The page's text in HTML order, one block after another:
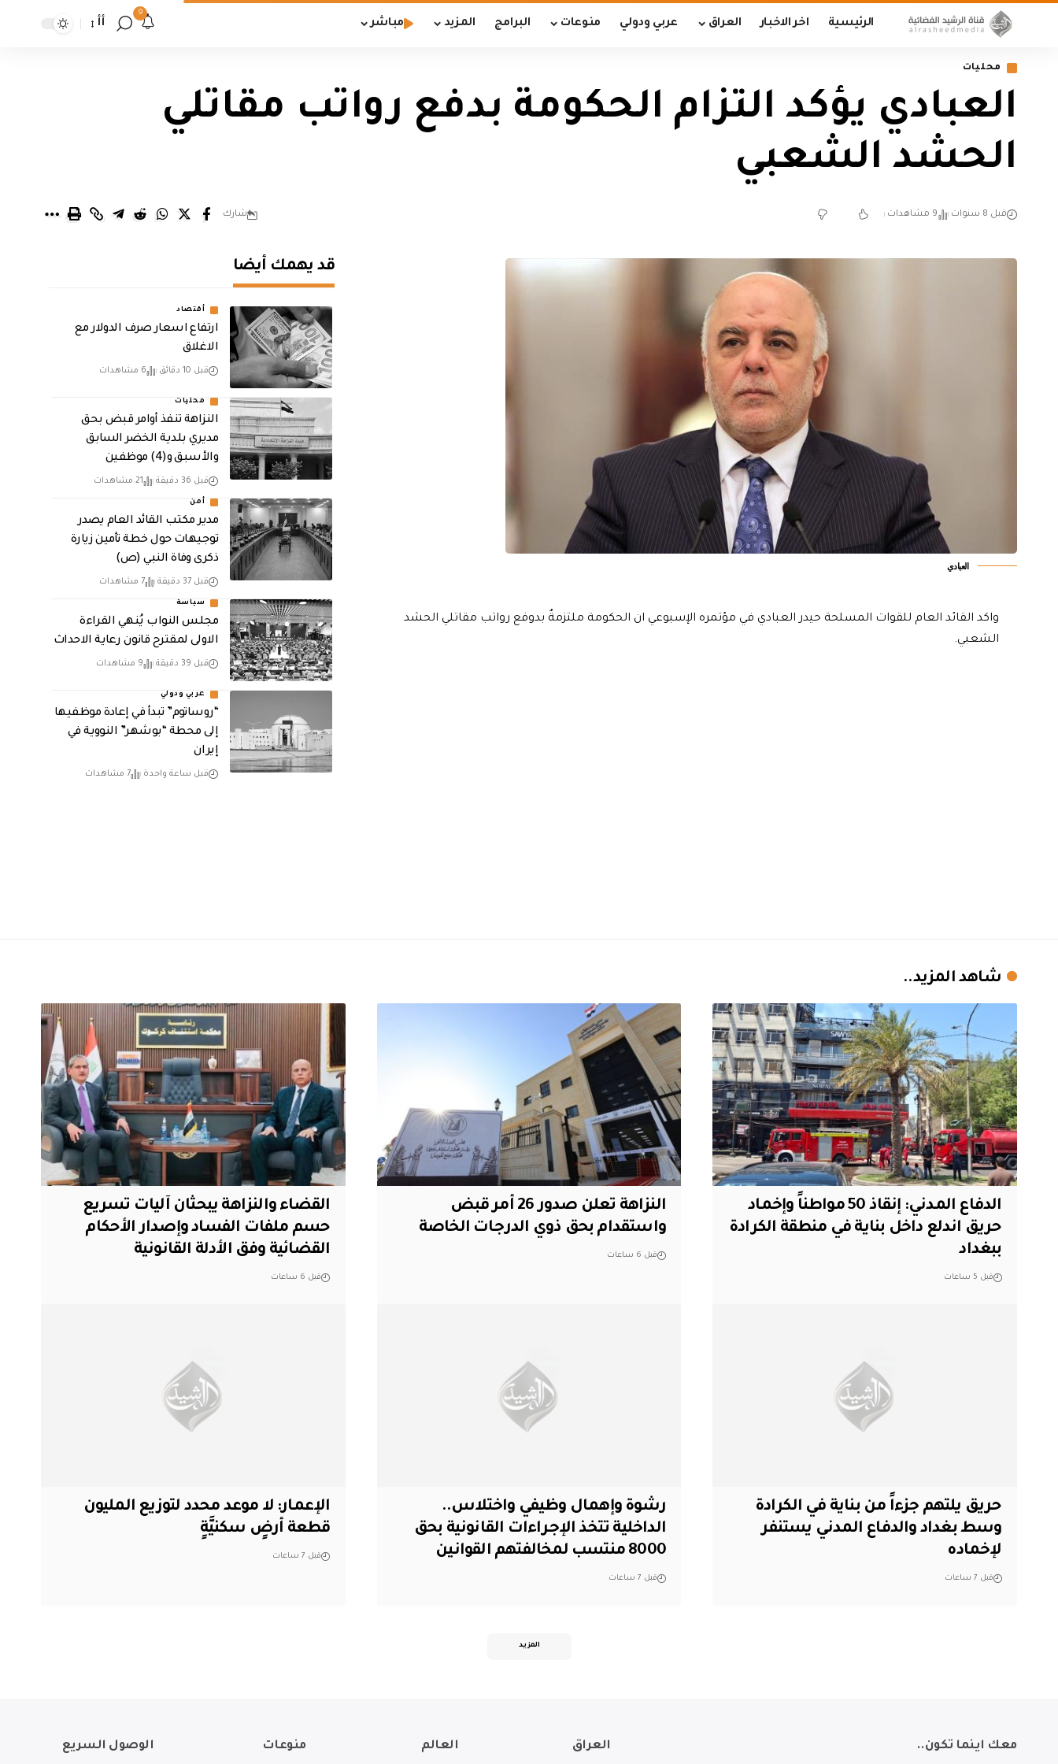
الرئيسية اخر الاخبار العراق عربي ودولي منوعات البرامج المزيد مباشر
9
أأ
محليات
العبادي يؤكد التزام الحكومة بدفع رواتب مقاتلي
الحشد الشعبي
قبل 8 سنوات 9 مشاهدات شارك
العبادي
واكد القائد العام للقوات المسلحة حيدر العبادي في مؤتمره الإسبوعي ان الحكومة ملتزمةٌ بدوفع رواتب مقاتلي الحشد
الشعبي.
قد يهمك أيضا
أقتصاد
ارتفاع اسعار صرف الدولار مع
الاغلاق
قبل 10 دقائق 6 مشاهدات
محليات
النزاهة تنفذ أوامر قبض بحق
مديري بلدية الخضر السابق
والأسبق و(4) موظفين
قبل 36 دقيقة 21 مشاهدات
أمن
مدير مكتب القائد العام يصدر
توجيهات حول خطة تأمين زيارة
ذكرى وفاة النبي (ص)
قبل 37 دقيقة 7 مشاهدات
سياسة
مجلس النواب يُنهي القراءة
الاولى لمقترح قانون رعاية الاحداث
قبل 39 دقيقة 9 مشاهدات
عربي ودولي
“روساتوم” تبدأ في إعادة موظفيها
إلى محطة “بوشهر” النووية في
إيران
قبل ساعة واحدة 7 مشاهدات
شاهد المزيد..
الدفاع المدني: إنقاذ 50 مواطناً وإخماد
حريق اندلع داخل بناية في منطقة الكرادة
ببغداد
قبل 5 ساعات
النزاهة تعلن صدور 26 أمر قبض
واستقدام بحق ذوي الدرجات الخاصة
قبل 6 ساعات
القضاء والنزاهة يبحثان آليات تسريع
حسم ملفات الفساد وإصدار الأحكام
القضائية وفق الأدلة القانونية
قبل 6 ساعات
حريق يلتهم جزءاً من بناية في الكرادة
وسط بغداد والدفاع المدني يستنفر
لإخماده
قبل 7 ساعات
رشوة وإهمال وظيفي واختلاس..
الداخلية تتخذ الإجراءات القانونية بحق
8000 منتسب لمخالفتهم القوانين
قبل 7 ساعات
الإعمار: لا موعد محدد لتوزيع المليون
قطعة أرضٍ سكنيَّةٍ
قبل 7 ساعات
المزيد
معك اينما تكون.. العراق العالم منوعات الوصول السريع